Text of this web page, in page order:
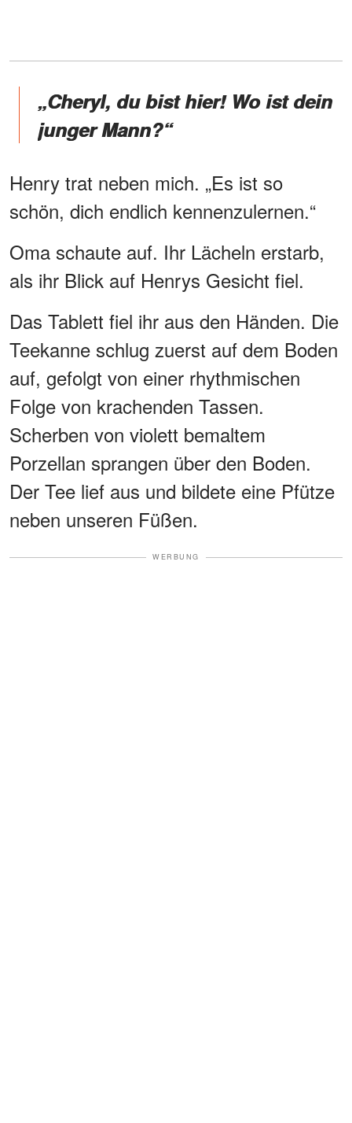
„Cheryl, du bist hier! Wo ist dein
junger Mann?“
Henry trat neben mich. „Es ist so
schön, dich endlich kennenzulernen.“
Oma schaute auf. Ihr Lächeln erstarb,
als ihr Blick auf Henrys Gesicht fiel.
Das Tablett fiel ihr aus den Händen. Die
Teekanne schlug zuerst auf dem Boden
auf, gefolgt von einer rhythmischen
Folge von krachenden Tassen.
Scherben von violett bemaltem
Porzellan sprangen über den Boden.
Der Tee lief aus und bildete eine Pfütze
neben unseren Füßen.
WERBUNG